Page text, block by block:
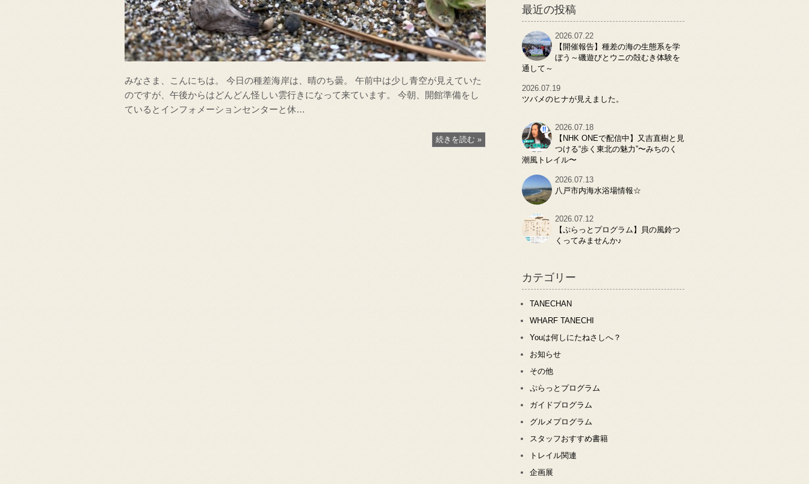
みなさま、こんにちは。 今日の種差海岸は、晴のち曇。 午前中は少し青空が見えていた
のですが、午後からはどんどん怪しい雲行きになって来ています。 今朝、開館準備をし
ているとインフォメーションセンターと休…
続きを読む »
最近の投稿
2026.07.22
【開催報告】種差の海の生態系を学
ぼう～磯遊びとウニの殻むき体験を
通して～
2026.07.19
ツバメのヒナが見えました。
2026.07.18
【NHK ONEで配信中】又吉直樹と見
つける“歩く東北の魅力”〜みちのく
潮風トレイル〜
2026.07.13
八戸市内海水浴場情報☆
2026.07.12
【ぷらっとプログラム】貝の風鈴つ
くってみませんか♪
カテゴリー
TANECHAN
WHARF TANECHI
Youは何しにたねさしへ？
お知らせ
その他
ぷらっとプログラム
ガイドプログラム
グルメプログラム
スタッフおすすめ書籍
トレイル関連
企画展